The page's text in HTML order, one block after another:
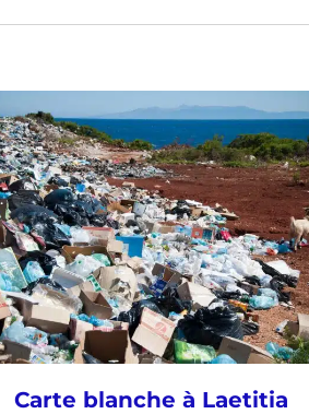
Carte blanche à Laetitia